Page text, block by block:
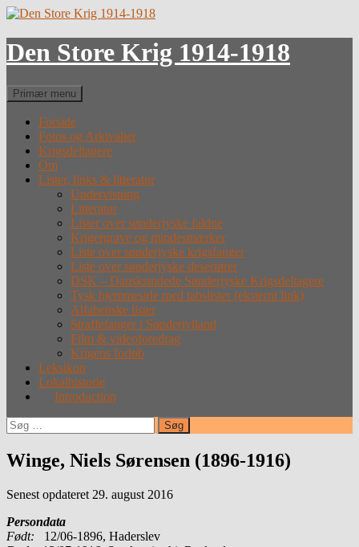
Hop
indhold
Den Store Krig 1914-1918
Søg
Primær menu
Forside
Fotos og Arkivalier
Krigsdeltagere
Om
Lister, links & litteratur
Undervisning
Litteratur
Lister over sønderjyske faldne
Krigergrave og mindesmærker
Liste over sønderjyske krigsfanger
Liste over sønderjyske desertører
DSK – Dansksindede Sønderjyske Krigsdeltagere
Tysk hjemmeside med tabslister (eksternt link)
Alfabetiske lister
Straffefanger i Sønderjylland
Film & videoforedrag
Krigens forløb
Leksikon
Lokalhistorie
Introduction
Søg
efter:
Winge, Niels Sørensen (1896-1916)
Senest opdateret 29. august 2016
Persondata
Født: 12/06-1896, Haderslev